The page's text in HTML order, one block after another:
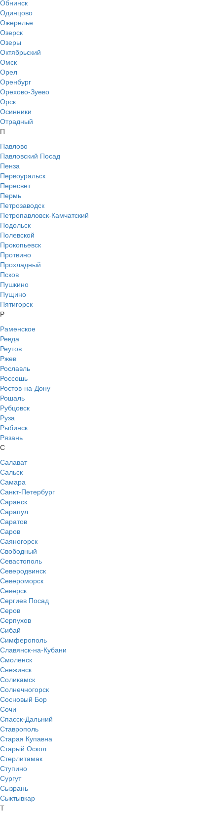
Обнинск
Одинцово
Ожерелье
Озерск
Озеры
Октябрьский
Омск
Орел
Оренбург
Орехово-Зуево
Орск
Осинники
Отрадный
П
Павлово
Павловский Посад
Пенза
Первоуральск
Пересвет
Пермь
Петрозаводск
Петропавловск-Камчатский
Подольск
Полевской
Прокопьевск
Протвино
Прохладный
Псков
Пушкино
Пущино
Пятигорск
Р
Раменское
Ревда
Реутов
Ржев
Рославль
Россошь
Ростов-на-Дону
Рошаль
Рубцовск
Руза
Рыбинск
Рязань
С
Салават
Сальск
Самара
Санкт-Петербург
Саранск
Сарапул
Саратов
Саров
Саяногорск
Свободный
Севастополь
Северодвинск
Североморск
Северск
Сергиев Посад
Серов
Серпухов
Сибай
Симферополь
Славянск-на-Кубани
Смоленск
Снежинск
Соликамск
Солнечногорск
Сосновый Бор
Сочи
Спасск-Дальний
Ставрополь
Старая Купавна
Старый Оскол
Стерлитамак
Ступино
Сургут
Сызрань
Сыктывкар
Т